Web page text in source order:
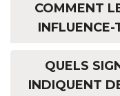
COMMENT
QUELS
INDIQUENT